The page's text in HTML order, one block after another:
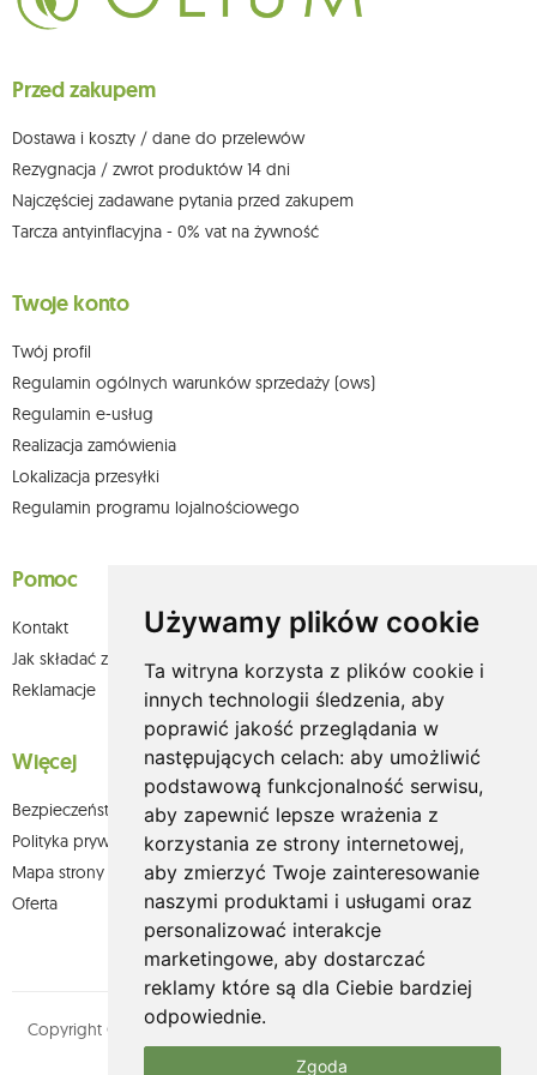
Używamy plików cookie
Ta witryna korzysta z plików cookie i
innych technologii śledzenia, aby
poprawić jakość przeglądania w
następujących celach: aby umożliwić
podstawową funkcjonalność serwisu,
aby zapewnić lepsze wrażenia z
korzystania ze strony internetowej,
aby zmierzyć Twoje zainteresowanie
naszymi produktami i usługami oraz
personalizować interakcje
marketingowe, aby dostarczać
reklamy które są dla Ciebie bardziej
odpowiednie.
Zgoda
ich sprostowania, usunięcia, ograniczenia przetwarzania, wniesienia
sprzeciwu wobec przetwarzania swoich danych oraz prawo do
którego dokonano na podstawie zgody przed jej cofnięciem. W tym celu
możesz kontaktować się z działem obsługi klienta Mouton Interactive pod
Więcej informacji: www.mouton.pl/ODO
Przed zakupem
Dostawa i koszty / dane do przelewów
Rezygnacja / zwrot produktów 14 dni
Najczęściej zadawane pytania przed zakupem
Tarcza antyinflacyjna - 0% vat na żywność
Twoje konto
Twój profil
Regulamin ogólnych warunków sprzedaży (ows)
Regulamin e-usług
Realizacja zamówienia
Lokalizacja przesyłki
Regulamin programu lojalnościowego
Pomoc
Kontakt
Jak składać zamówienia w sklepie olium.pl?
Reklamacje
Więcej
Bezpieczeństwo płatności
Polityka prywatności
Mapa strony
Oferta
Copyright © olium.pl. Wszystkie prawa zastrzeżone. Designed by
MOUTON interactive